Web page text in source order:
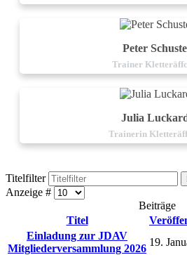
Peter
Trainer
Julia
Trainerin
Titelfilter
Anzeige #
Beiträge
Titel
Einladung zur JDAV
Mitgliederversammlung 2026
19.